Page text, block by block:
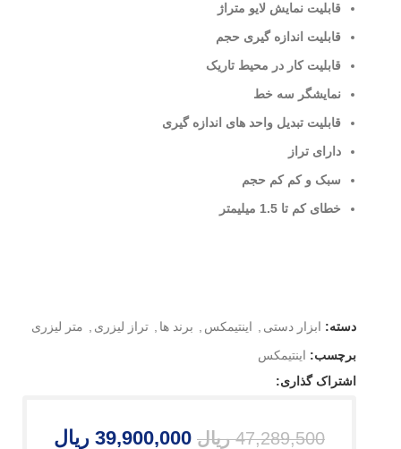
قابلیت نمایش لایو متراژ
قابلیت اندازه گیری حجم
قابلیت کار در محیط تاریک
نمایشگر سه خط
قابلیت تبدیل واحد های اندازه گیری
دارای تراز
سبک و کم کم حجم
خطای کم تا 1.5 میلیمتر
دسته: ابزار دستی اینتیمکس برند ها تراز لیزری
متر لیزری
برچسب: اینتیمکس
اشتراک گذاری:
47,289,500 ریال 39,900,000 ریال